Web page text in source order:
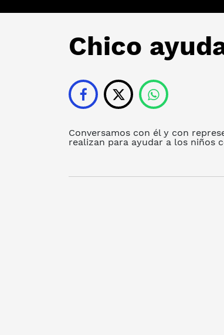
Chico
Conversamos con él y con
realizan para ayudar a los niños